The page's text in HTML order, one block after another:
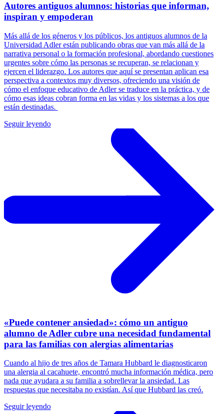
Autores antiguos alumnos: historias que informan,
inspiran y empoderan
Más allá de los géneros y los públicos, los antiguos alumnos de la
Universidad Adler están publicando obras que van más allá de la
narrativa personal o la formación profesional, abordando cuestiones
urgentes sobre cómo las personas se recuperan, se relacionan y
ejercen el liderazgo. Los autores que aquí se presentan aplican esa
perspectiva a contextos muy diversos, ofreciendo una visión de
cómo el enfoque educativo de Adler se traduce en la práctica, y de
cómo esas ideas cobran forma en las vidas y los sistemas a los que
están destinadas.
Seguir leyendo
«Puede contener ansiedad»: cómo un antiguo
alumno de Adler cubre una necesidad fundamental
para las familias con alergias alimentarias
Cuando al hijo de tres años de Tamara Hubbard le diagnosticaron
una alergia al cacahuete, encontró mucha información médica, pero
nada que ayudara a su familia a sobrellevar la ansiedad. Las
respuestas que necesitaba no existían. Así que Hubbard las creó.
Seguir leyendo